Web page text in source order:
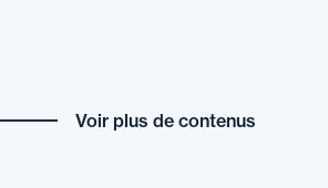
Voir plus de contenus